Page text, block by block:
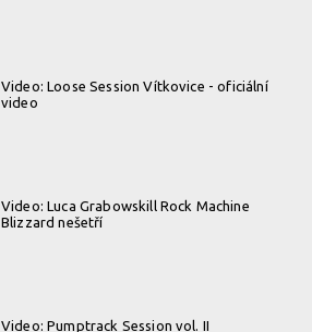
Video: Loose Session Vítkovice - oficiální
video
Video: Luca Grabowskill Rock Machine
Blizzard nešetří
Video: Pumptrack Session vol. II